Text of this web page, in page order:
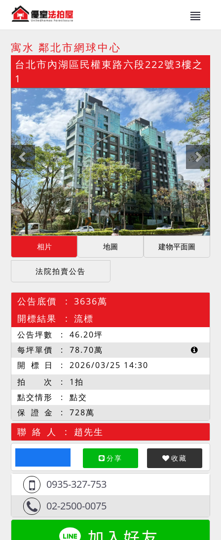
寓水 鄰北市網球中心
台北市內湖區民權東路六段222號3樓之
1
相片 地圖 建物平面圖
法院拍賣公告
公告底價
3636萬
開標結果
流標
公告坪數 46.20坪
每坪單價
78.70萬
開 標 日
2026/03/25 14:30
拍 次
1拍
點交情形
點交
保 證 金
728萬
聯 絡 人 趙先生
分享 收藏
0935-327-753
02-2500-0075